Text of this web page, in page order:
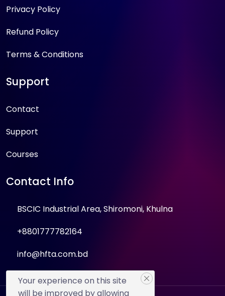
Privacy Policy
Refund Policy
Terms & Conditions
Support
Contact
Support
Courses
Contact Info
BSCIC Industrial Area, Shiromoni, Khulna
+8801777782164
info@hfta.com.bd
Your experience on this site
will be improved by allowing